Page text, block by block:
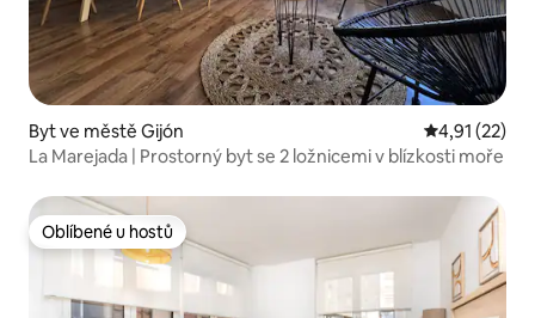
Byt ve městě Gijón Průměrné
4,91 (22)
La Marejada | Prostorný byt se 2 ložnicemi v blízkosti moře
Oblíbené u hostů
Oblíbené u hostů